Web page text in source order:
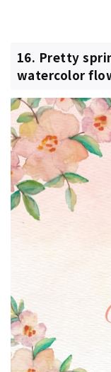
16. Pretty
watercolor